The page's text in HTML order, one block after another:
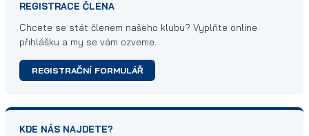
REGISTRACE ČLENA
Chcete se stát členem našeho klubu? Vyplňte online
přihlášku a my se vám ozveme.
REGISTRAČNÍ FORMULÁŘ
KDE NÁS NAJDETE?